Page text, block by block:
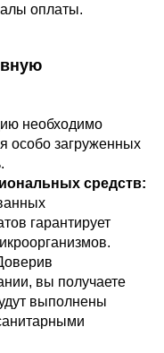
оплаты.
необходимо
особо загруженных
средств:
гарантирует
вы получаете
выполнены